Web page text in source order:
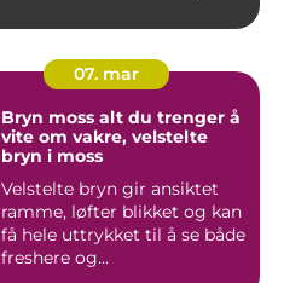
07. mar
Bryn moss alt du trenger å
vite om vakre, velstelte
bryn i moss
Velstelte bryn gir ansiktet
ramme, løfter blikket og kan
få hele uttrykket til å se både
freshere og...